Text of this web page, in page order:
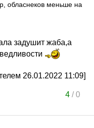
обласнеков меньше на
задушит жаба,а
26.01.2022 11:09]
4/0